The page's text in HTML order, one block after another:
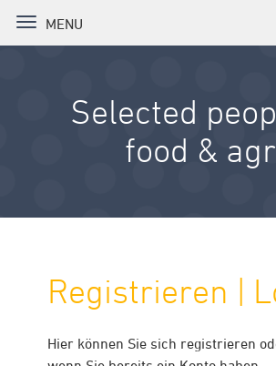
TOGGLE NAVIGATION
MENU
Selected
food &
Registrieren |
Hier können Sie sich registrieren